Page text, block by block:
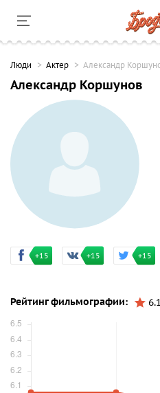
Люди Актер Александр
Александр Коршунов
+15 +15 +15
Рейтинг фильмографии: